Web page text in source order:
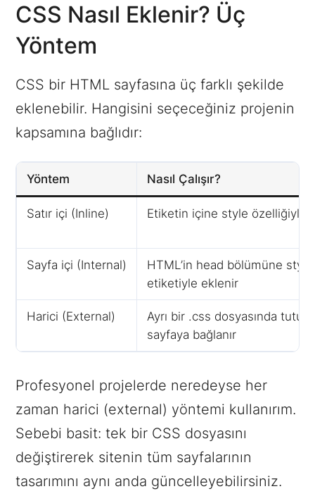
CSS Nasıl Eklenir? Üç
Yöntem
CSS bir HTML sayfasına üç farklı şekilde
eklenebilir. Hangisini seçeceğiniz projenin
kapsamına bağlıdır:
Yöntem Nasıl Çalışır?
Satır içi (Inline) Etiketin içine style özelliğiyle
Sayfa içi (Internal)
HTML’in head bölümüne style
etiketiyle eklenir
Harici (External)
Ayrı bir .css dosyasında
sayfaya bağlanır
Profesyonel projelerde neredeyse her
zaman harici (external) yöntemi kullanırım.
Sebebi basit: tek bir CSS dosyasını
değiştirerek sitenin tüm sayfalarının
tasarımını aynı anda güncelleyebilirsiniz.